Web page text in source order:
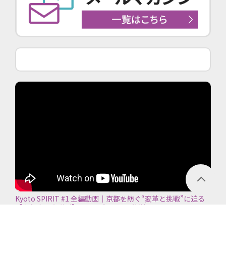
Kyoto SPIRIT #1 全編動画｜京都を紡ぐ“変革と挑戦”に迫る
【京都商工会議所】＜2026年7月5日放送＞